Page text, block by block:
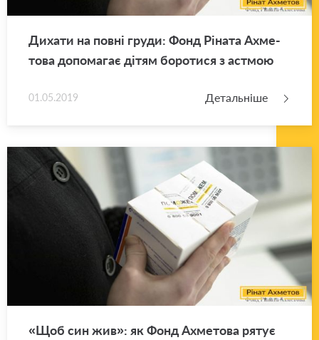
Ди­ха­ти на повні груди: Фонд Рі­на­та Ахме­
то­ва до­по­ма­гає дітям бо­ро­ти­ся з астмою
01.05.2019 Детальніше
«Щоб син жив»: як Фонд Ахме­то­ва рятує